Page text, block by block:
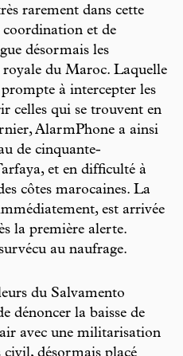
rarement dans cette
coordination et de
désormais les
du Maroc. Laquelle
prompte à intercepter les
celles qui se trouvent en
AlarmPhone a ainsi
de cinquante-
et en difficulté à
côtes marocaines. La
est arrivée
la première alerte.
au naufrage.
du Salvamento
dénoncer la baisse de
avec une militarisation